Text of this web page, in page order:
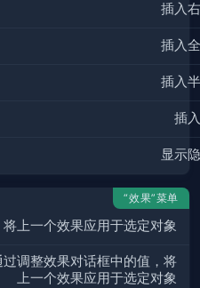
插入
插入
插入
插
显示
“效果”菜单
将上一个效果应用于选定对象
过调整效果对话框中的值，将
上一个效果应用于选定对象